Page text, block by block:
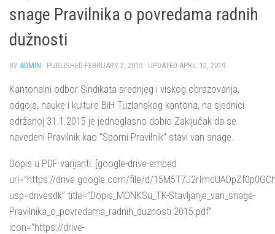
snage Pravilnika o povredama radnih
dužnosti
BY ADMIN · PUBLISHED FEBRUARY 2, 2015 · UPDATED APRIL 12, 2019
Kantonalni odbor Sindikata srednjeg i viskog obrazovanja,
odgoja, nauke i kulture BiH Tuzlanskog kantona, na sjednici
održanoj 31.1.2015 je jednoglasno dobio Zaključak da se
navedeni Pravilnik kao “Sporni Pravilnik” stavi van snage.
Dopis u PDF varijanti: [google-drive-embed
url=”https://drive.google.com/file/d/
usp=drivesdk” title=”Dopis_MONKSu_TK-Stavljanje_van_snage-
Pravilnika_o_povredama_radnih_duznosti 2015.pdf”
icon=”https://drive-